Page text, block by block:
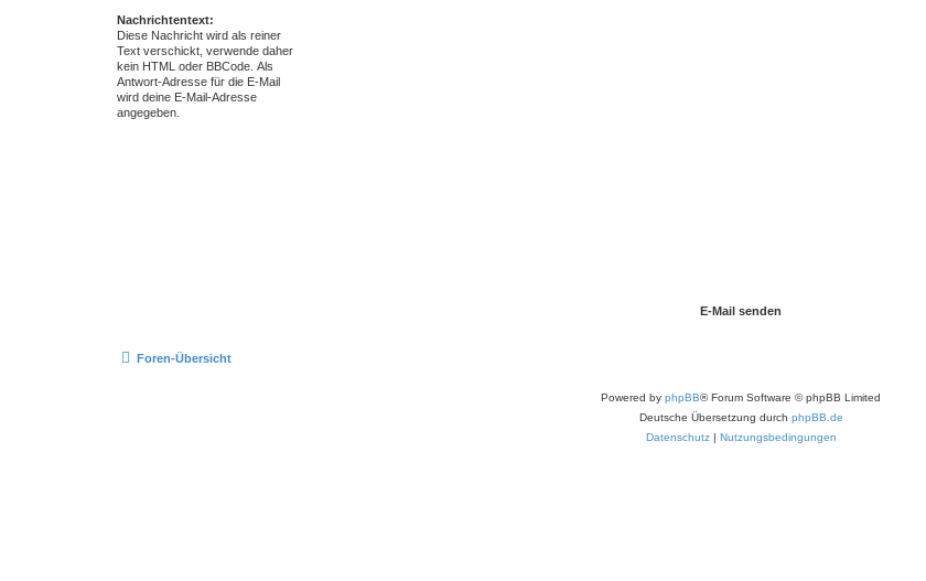
Nachrichtentext:
Diese Nachricht wird als reiner
Text verschickt, verwende daher
kein HTML oder BBCode. Als
Antwort-Adresse für die E-Mail
wird deine E-Mail-Adresse
angegeben.
Foren-Übersicht
Powered by phpBB® Forum Software © phpBB Limited
Deutsche Übersetzung durch phpBB.de
Datenschutz| Nutzungsbedingungen